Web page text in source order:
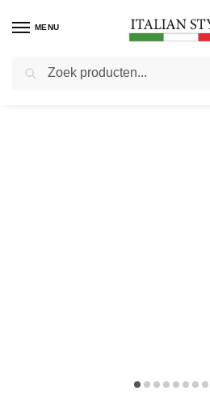
MENU
Home Herenmode / Poloshirts